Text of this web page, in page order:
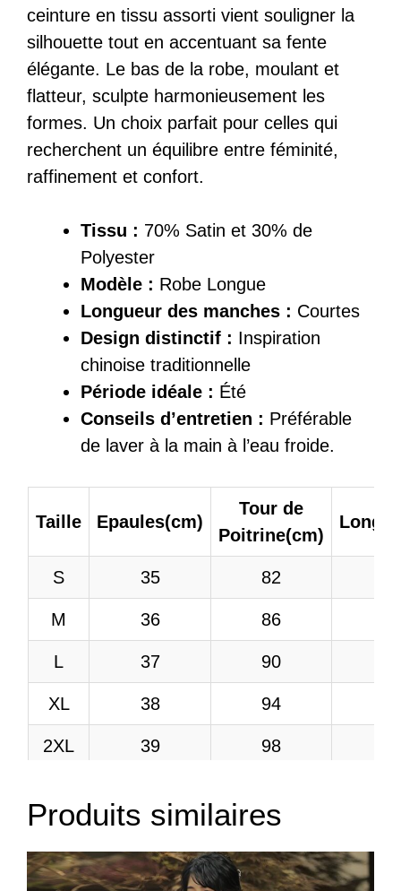
ceinture en tissu assorti vient souligner la
silhouette tout en accentuant sa fente
élégante. Le bas de la robe, moulant et
flatteur, sculpte harmonieusement les
formes. Un choix parfait pour celles qui
recherchent un équilibre entre féminité,
raffinement et confort.
Tissu : 70% Satin et 30% de
Polyester
Modèle : Robe Longue
Longueur des manches : Courtes
Design distinctif : Inspiration
chinoise traditionnelle
Période idéale : Été
Conseils d’entretien : Préférable
de laver à la main à l’eau froide.
Taille Epaules(cm)
Tour de
Poitrine(cm)
S 35 82
M 36 86
L 37 90
XL 38 94
2XL 39 98
Produits similaires